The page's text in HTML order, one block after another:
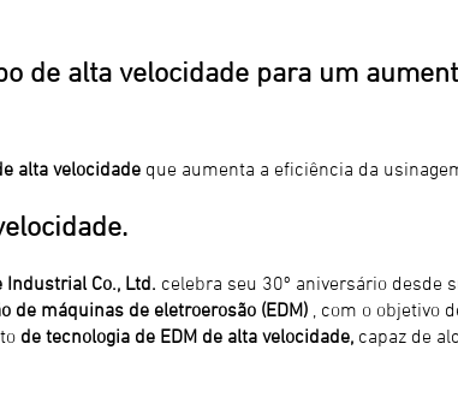
de alta velocidade para um
alta velocidade que aumenta a eficiência da
Industrial Co., Ltd. celebra seu 30º aniversário desde
de máquinas de eletroerosão (EDM) , com o objetivo
de tecnologia de EDM de alta velocidade, capaz de